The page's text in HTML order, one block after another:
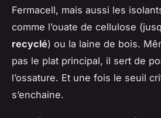
Fermacell, mais aussi les
comme l’ouate de cellulose
recyclé) ou la laine de bois.
pas le plat principal, il sert de
l’ossature. Et une fois le seuil
s’enchaine.